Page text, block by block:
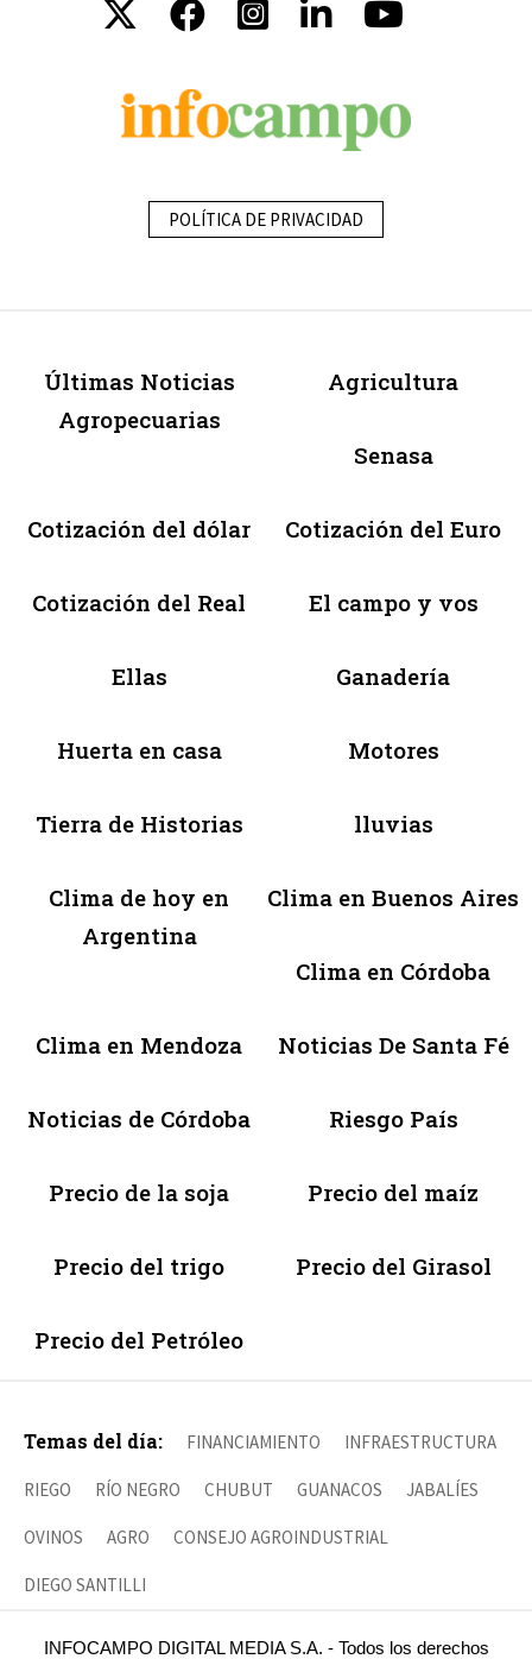
POLÍTICA DE PRIVACIDAD
Últimas Noticias
Agropecuarias
Agricultura
Senasa
Cotización del dólar Cotización del Euro
Cotización del Real El campo y vos
Ellas Ganadería
Huerta en casa Motores
Tierra de Historias lluvias
Clima de hoy en
Argentina
Clima en Buenos Aires
Clima en Córdoba
Clima en Mendoza Noticias De Santa Fé
Noticias de Córdoba Riesgo País
Precio de la soja Precio del maíz
Precio del trigo Precio del Girasol
Precio del Petróleo
Temas del día: FINANCIAMIENTO INFRAESTRUCTURA
RIEGO RÍO NEGRO CHUBUT GUANACOS JABALÍES
OVINOS AGRO CONSEJO AGROINDUSTRIAL
DIEGO SANTILLI
INFOCAMPO DIGITAL MEDIA S.A. - Todos los derechos